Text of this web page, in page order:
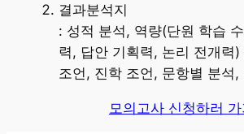
결과분석지
: 성적 분석, 역량(단원 학습
력, 답안 기획력, 논리 전개력)
조언, 진학 조언, 문항별 분석,
모의고사 신청하러 가